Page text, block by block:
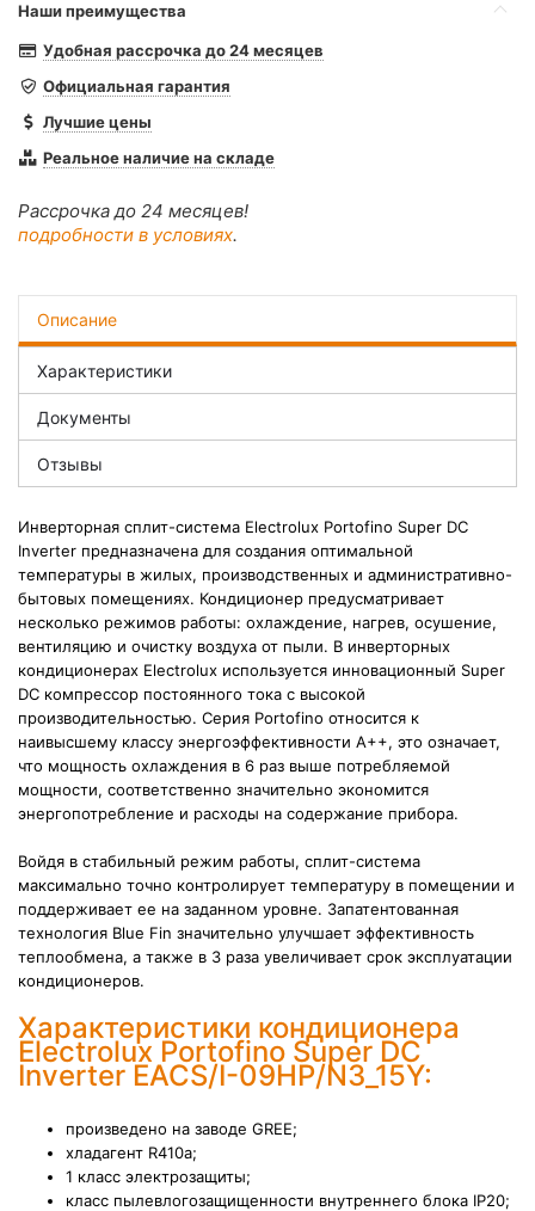
Наши преимущества
Удобная рассрочка до 24 месяцев
Официальная гарантия
Лучшие цены
Реальное наличие на складе
Рассрочка до 24 месяцев!
подробности в условиях.
Описание
Характеристики
Документы
Отзывы
Инверторная сплит-система Electrolux Portofino Super DC
Inverter предназначена для создания оптимальной
температуры в жилых, производственных и административно-
бытовых помещениях. Кондиционер предусматривает
несколько режимов работы: охлаждение, нагрев, осушение,
вентиляцию и очистку воздуха от пыли. В инверторных
кондиционерах Electrolux используется инновационный Super
DC компрессор постоянного тока с высокой
производительностью. Серия Portofino относится к
наивысшему классу энергоэффективности А++, это означает,
что мощность охлаждения в 6 раз выше потребляемой
мощности, соответственно значительно экономится
энергопотребление и расходы на содержание прибора.
Войдя в стабильный режим работы, сплит-система
максимально точно контролирует температуру в помещении и
поддерживает ее на заданном уровне. Запатентованная
технология Blue Fin значительно улучшает эффективность
теплообмена, а также в 3 раза увеличивает срок эксплуатации
кондиционеров.
Характеристики кондиционера
Electrolux Portofino Super DC
Inverter EACS/I-09HP/N3_15Y:
произведено на заводе GREE;
хладагент R410а;
1 класс электрозащиты;
класс пылевлогозащищенности внутреннего блока IP20;